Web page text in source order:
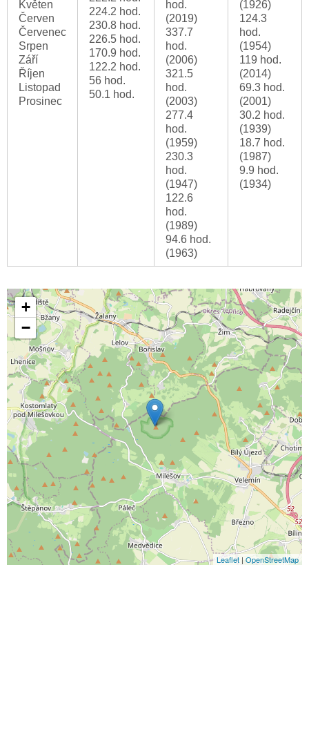
Květen
Červen
Červenec
Srpen
Září
Říjen
Listopad
Prosinec
224.2 hod.
230.8 hod.
226.5 hod.
170.9 hod.
122.2 hod.
56 hod.
50.1 hod.
hod.
(2019)
337.7
hod.
(2006)
321.5
hod.
(2003)
277.4
hod.
(1959)
230.3
hod.
(1947)
122.6
hod.
(1989)
94.6 hod.
(1963)
(1926)
124.3
hod.
(1954)
119 hod.
(2014)
69.3 hod.
(2001)
30.2 hod.
(1939)
18.7 hod.
(1987)
9.9 hod.
(1934)
+
−
Leaflet | OpenStreetMap